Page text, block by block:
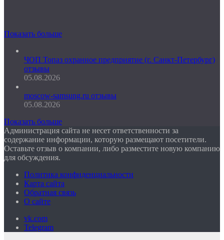
Показать больше
ЧОП Топаз охранное предприятие (г. Санкт-Петербург)
отзывы
05.08.2026
moscow-samsung.ru отзывы
05.08.2026
Показать больше
Администрация сайта не несет ответственности за
содержание информации, которую размещают посетители.
Оставьте отзыв о компании, либо разместите новую компанию
для обсуждения.
Политика конфиденциальности
Карта сайта
Обратная связь
О сайте
vk.com
Telegram